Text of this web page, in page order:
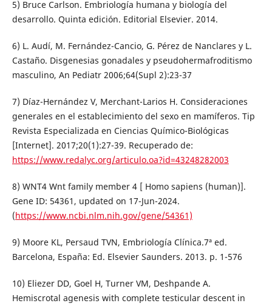
5) Bruce Carlson. Embriología humana y biología del
desarrollo. Quinta edición. Editorial Elsevier. 2014.
6) L. Audí, M. Fernández-Cancio, G. Pérez de Nanclares y L.
Castaño. Disgenesias gonadales y pseudohermafroditismo
masculino, An Pediatr 2006;64(Supl 2):23-37
7) Díaz-Hernández V, Merchant-Larios H. Consideraciones
generales en el establecimiento del sexo en mamíferos. Tip
Revista Especializada en Ciencias Químico-Biológicas
[Internet]. 2017;20(1):27-39. Recuperado de:
https://www.redalyc.org/articulo.oa?id=43248282003
8) WNT4 Wnt family member 4 [ Homo sapiens (human)].
Gene ID: 54361, updated on 17-Jun-2024.
(https://www.ncbi.nlm.nih.gov/gene/54361)
9) Moore KL, Persaud TVN, Embriología Clínica.7ª ed.
Barcelona, España: Ed. Elsevier Saunders. 2013. p. 1-576
10) Eliezer DD, Goel H, Turner VM, Deshpande A.
Hemiscrotal agenesis with complete testicular descent in